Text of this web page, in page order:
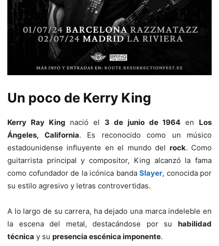
Un poco de Kerry King
Kerry Ray King nació el 3 de junio de 1964 en Los
Ángeles, California. Es reconocido como un músico
estadounidense influyente en el mundo del rock. Como
guitarrista principal y compositor, King alcanzó la fama
como cofundador de la icónica banda Slayer, conocida por
su estilo agresivo y letras controvertidas.
A lo largo de su carrera, ha dejado una marca indeleble en
la escena del metal, destacándose por su habilidad
técnica y su presencia escénica imponente.